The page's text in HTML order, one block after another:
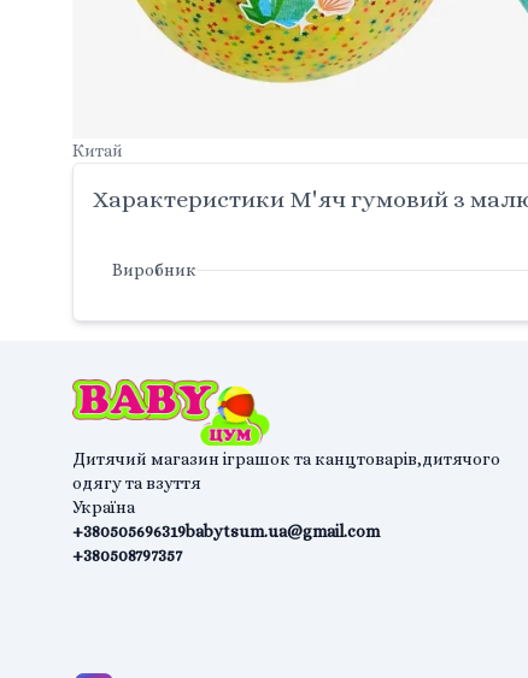
Китай
Характеристики М'яч гумовий з
Виробник
Дитячий магазин іграшок та канцтоварів,дитячого
одягу та взуття
Україна
+380505696319
+380508797357
babytsum.ua@gmail.com